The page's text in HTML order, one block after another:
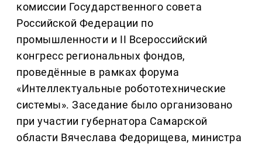
комиссии Государственного совета
Российской Федерации по
промышленности и II Всероссийский
конгресс региональных фондов,
проведённые в рамках форума
«Интеллектуальные робототехнические
системы». Заседание было организовано
при участии губернатора Самарской
области Вячеслава Федорищева, министра